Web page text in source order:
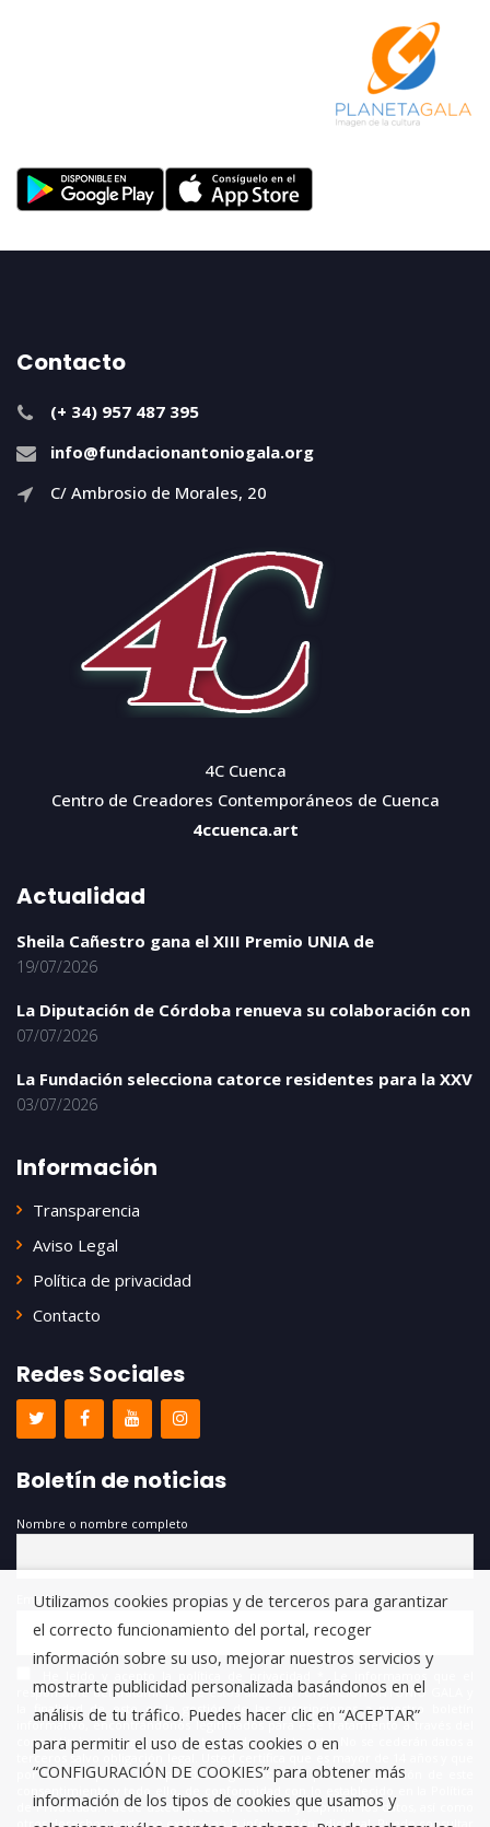
Contacto
(+ 34) 957 487 395
info@fundacionantoniogala.org
C/ Ambrosio de Morales, 20
4C Cuenca
Centro de Creadores Contemporáneos de Cuenca
4ccuenca.art
Actualidad
Sheila Cañestro gana el XIII Premio UNIA de
19/07/2026
La Diputación de Córdoba renueva su colaboración con
07/07/2026
La Fundación selecciona catorce residentes para la XXV
03/07/2026
Información
Transparencia
Aviso Legal
Política de privacidad
Contacto
Redes Sociales
Boletín de noticias
Nombre o nombre completo
Email
responsable del tratamiento de estos datos es FUNDACIÓN ANTONIO GALA y
la finalidad de este es la gestión de las suscripciones a nuestro boletín
informativo, encontrándonos legitimados para este tratamiento a través del
consentimiento que nos está otorgando en este acto. No se cederán datos a
terceros salvo obligación legal. Usted certifica que es mayor de 14 años y que
por lo tanto posee la capacidad legal necesaria para la prestación de este
consentimiento y todo ello, de conformidad con lo establecido en la Política
de Privacidad. Puede usted acceder, rectificar y suprimir los datos, así como
otros derechos, como se explica en la información adicional. Puede consultar
Utilizamos cookies propias y de terceros para garantizar
el correcto funcionamiento del portal, recoger
información sobre su uso, mejorar nuestros servicios y
mostrarte publicidad personalizada basándonos en el
análisis de tu tráfico. Puedes hacer clic en “ACEPTAR”
para permitir el uso de estas cookies o en
“CONFIGURACIÓN DE COOKIES” para obtener más
información de los tipos de cookies que usamos y